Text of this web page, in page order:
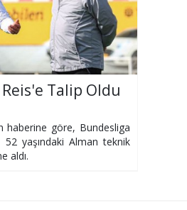
Talip Oldu
haberine göre, Bundesliga
yaşındaki Alman teknik
aldı.